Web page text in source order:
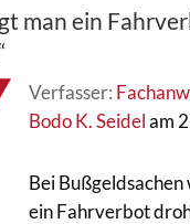
man ein
Verfasser:
Bodo K. Seidelam
Bei
ein Fahrverbot